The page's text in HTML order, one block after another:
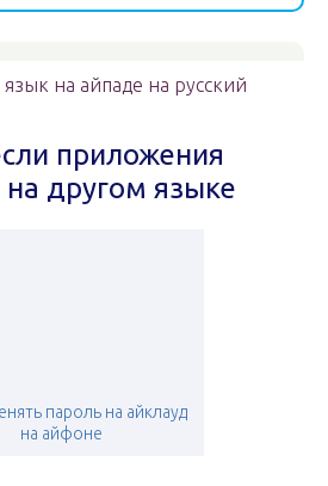
на айпаде на русский
приложения
другом языке
пароль на айклауд
на айфоне